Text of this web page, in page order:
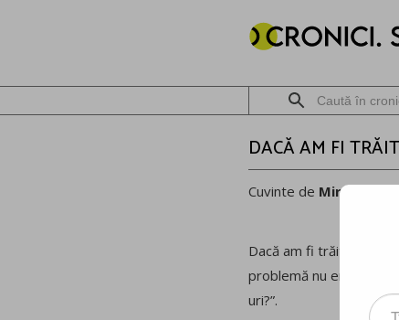
DACĂ AM FI
Cuvinte de Mircea
Dacă am fi trăit în
problemă nu era “de
uri?”.
Type